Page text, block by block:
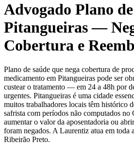
Advogado Plano
Pitangueiras —
Cobertura e
Plano de saúde que nega cobertura de
medicamento em Pitangueiras pode ser
custear o tratamento — em 24 a 48h por
urgentes. Pitangueiras é uma cidade
muitos trabalhadores locais têm histórico
safrista com períodos não computados
aumentar o valor da aposentadoria ou
foram negados. A Laurentiz atua em toda
Ribeirão Preto.